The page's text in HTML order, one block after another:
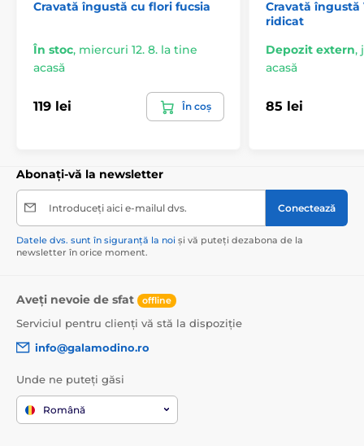
Cravată îngustă cu flori fucsia
În stoc, miercuri 12. 8. la tine
acasă
119 lei În coș
Cravată îngustă
ridicat
Depozit extern,
acasă
85 lei
Abonați-vă la newsletter
Introduceți aici e-mailul dvs. Conectează
Datele dvs. sunt în siguranță la noi și vă puteți dezabona de la
newsletter în orice moment.
Aveți nevoie de sfat offline
Serviciul pentru clienți vă stă la dispoziție
info@galamodino.ro
Unde ne puteți găsi
Română